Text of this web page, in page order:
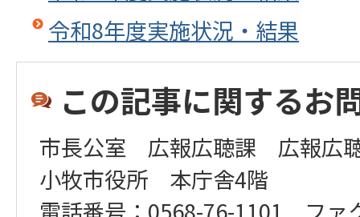
令和8年度実施状況・結果
この記事に関するお
市長公室 広報広聴課 広報広
小牧市役所 本庁舎4階